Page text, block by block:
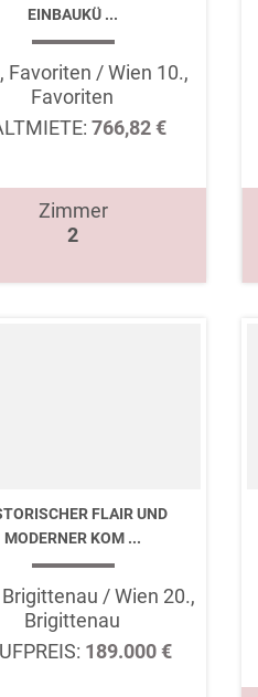
EINBAUKÜ ...
Favoriten / Wien 10.,
Favoriten
766,82 €
Zimmer
2
FLAIR UND
MODERNER KOM ...
/ Wien 20.,
Brigittenau
189.000 €